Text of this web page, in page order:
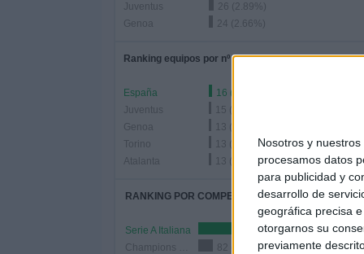
Nosotros y nuestros
procesamos datos
para publicidad y
desarrollo de
geográfica precisa
otorgarnos su
previamente
Juventus
26 (2.89%)
Genoa
24 (2.66%)
Ranking equipos por nº de partidos Local
España
16 (1.78%)
Juventus
15 (1.66%)
Genoa
13 (1.44%)
Torino
13 (1.44%)
Atalanta
13 (1.44%)
RANKING POR COMPETICIONES
Serie A Italiana
197 (21.86%)
82 (9.1%)